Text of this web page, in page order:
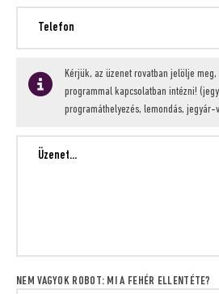
Kérjük, az üzenet rovatban jelölje
programmal kapcsolatban intézni!
programáthelyezés, lemondás, jegyár-
NEM VAGYOK ROBOT: MI A FEHÉR ELLENTÉTE?